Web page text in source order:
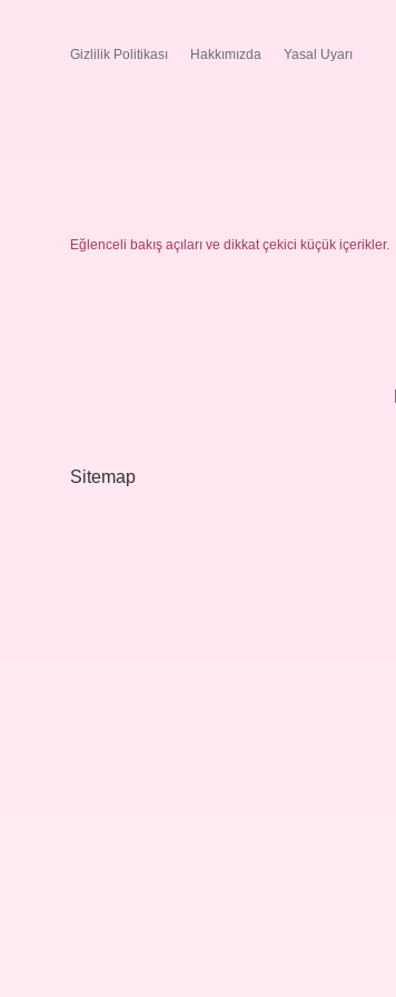
Gizlilik Politikası Hakkımızda Yasal Uyarı
Eğlenceli bakış açıları ve dikkat çekici küçük içerikler.
Sitemap